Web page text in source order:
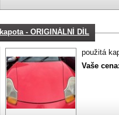
kapota - ORIGINÁLNÍ DÍL
použitá
Vaše cena: